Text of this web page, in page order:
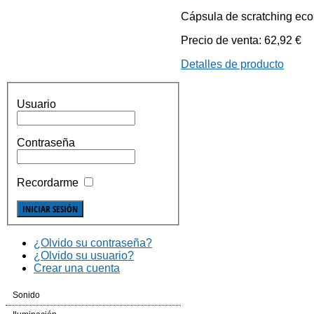
Cápsula de scratching
Precio de venta: 62,92 €
Detalles de producto
Usuario
Contraseña
Recordarme
¿Olvido su contraseña?
¿Olvido su usuario?
Crear una cuenta
Sonido